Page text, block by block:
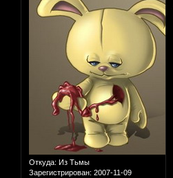
Откуда: Из Тьмы
Зарегистрирован: 2007-11-09